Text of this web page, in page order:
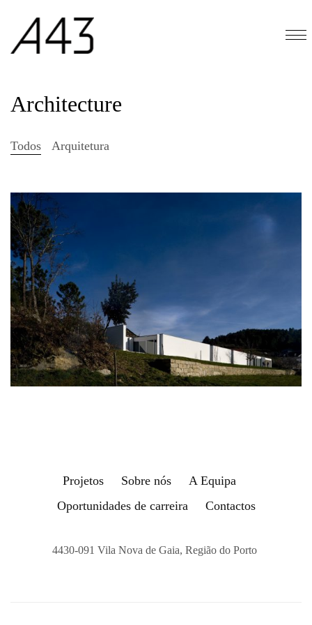
Architecture
Todos Arquitetura
Projetos Sobre nós
A Equipa
Oportunidades de carreira
Contactos
4430-091 Vila Nova de Gaia, Região do Porto